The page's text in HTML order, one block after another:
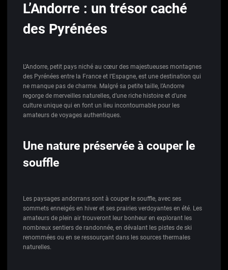
L’Andorre : un trésor caché
des Pyrénées
L’Andorre, petit pays niché au cœur des majestueuses montagnes
des Pyrénées entre la France et l’Espagne, est une destination qui
ne manque pas de charme. Malgré sa petite taille, l’Andorre
regorge de merveilles naturelles, d’une riche histoire et d’une
culture unique qui en font un lieu incontournable pour les
amateurs de voyages authentiques.
Une nature préservée à couper le
souffle
Les paysages andorrans sont à couper le souffle, avec ses
sommets enneigés en hiver et ses prairies verdoyantes en été. Les
amateurs de plein air trouveront leur bonheur en explorant les
nombreux sentiers de randonnée, en dévalant les pistes de ski
renommées ou en se ressourçant dans les sources thermales
naturelles.